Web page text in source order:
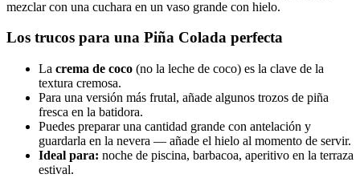
mezclar con una cuchara en un vaso grande con hielo.
Los trucos para una Piña Colada perfecta
La crema de coco (no la leche de coco) es la clave de la
textura cremosa.
Para una versión más frutal, añade algunos trozos de piña
fresca en la batidora.
Puedes preparar una cantidad grande con antelación y
guardarla en la nevera — añade el hielo al momento de servir.
Ideal para: noche de piscina, barbacoa, aperitivo en la terraza
estival.